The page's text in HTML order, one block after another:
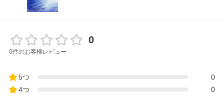
0
0件のお客様レビュー
5つ
0
4つ
0